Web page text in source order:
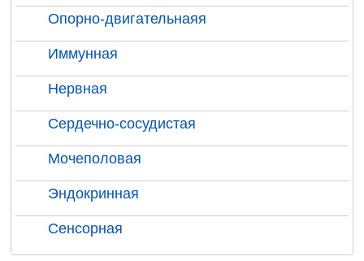
Опорно-двигательнаяя
Иммунная
Нервная
Сердечно-сосудистая
Мочеполовая
Эндокринная
Сенсорная